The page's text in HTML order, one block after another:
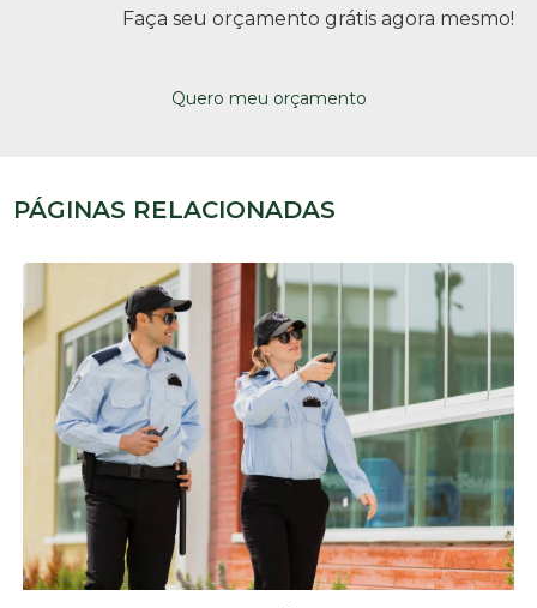
Faça seu orçamento grátis agora mesmo!
Quero meu orçamento
PÁGINAS RELACIONADAS